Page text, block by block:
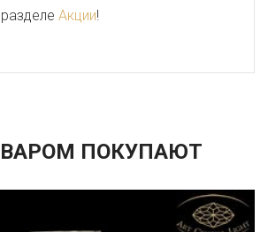
Акции!
ПОКУПАЮТ